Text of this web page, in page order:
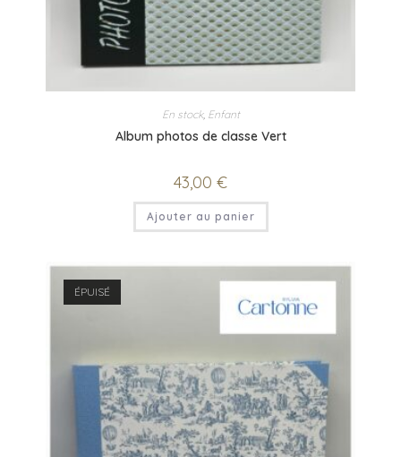
En stock, Enfant
Album photos de classe Vert
43,00 €
Ajouter au panier
ÉPUISÉ